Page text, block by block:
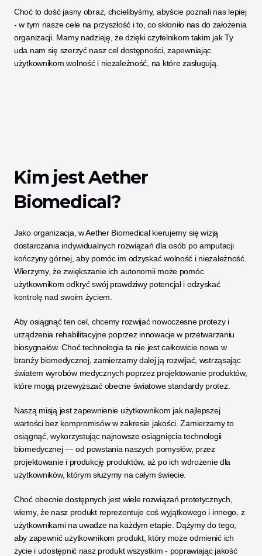
Choć to dość jasny obraz, chcielibyśmy, abyście poznali nas lepiej
- w tym nasze cele na przyszłość i to, co skłoniło nas do założenia
organizacji. Mamy nadzieję, że dzięki czytelnikom takim jak Ty
uda nam się szerzyć nasz cel dostępności, zapewniając
użytkownikom wolność i niezależność, na które zasługują.
Kim jest Aether
Biomedical?
Jako organizacja, w Aether Biomedical kierujemy się wizją
dostarczania indywidualnych rozwiązań dla osób po amputacji
kończyny górnej, aby pomóc im odzyskać wolność i niezależność.
Wierzymy, że zwiększanie ich autonomii może pomóc
użytkownikom odkryć swój prawdziwy potencjał i odzyskać
kontrolę nad swoim życiem.
Aby osiągnąć ten cel, chcemy rozwijać nowoczesne protezy i
urządzenia rehabilitacyjne poprzez innowacje w przetwarzaniu
biosygnałów. Choć technologia ta nie jest całkowicie nowa w
branży biomedycznej, zamierzamy dalej ją rozwijać, wstrząsając
światem wyrobów medycznych poprzez projektowanie produktów,
które mogą przewyższać obecne światowe standardy protez.
Naszą misją jest zapewnienie użytkownikom jak najlepszej
wartości bez kompromisów w zakresie jakości. Zamierzamy to
osiągnąć, wykorzystując najnowsze osiągnięcia technologii
biomedycznej — od powstania naszych pomysłów, przez
projektowanie i produkcję produktów, aż po ich wdrożenie dla
użytkowników, którym służymy na całym świecie.
Choć obecnie dostępnych jest wiele rozwiązań protetycznych,
wiemy, że nasz produkt reprezentuje coś wyjątkowego i innego, z
użytkownikami na uwadze na każdym etapie. Dążymy do tego,
aby zapewnić użytkownikom produkt, który może odmienić ich
życie i udostępnić nasz produkt wszystkim - poprawiając jakość